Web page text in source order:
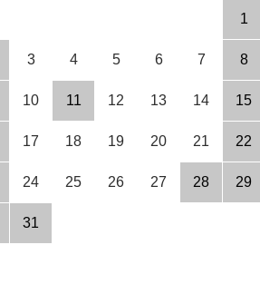
1
3 4 5 6 7 8
10 11 12 13 14 15
17 18 19 20 21 22
24 25 26 27 28 29
31